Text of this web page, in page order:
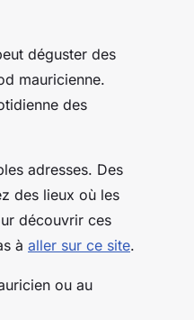
déguster des
mauricienne.
des
adresses. Des
des lieux où les
découvrir ces
à aller sur ce site.
ou au